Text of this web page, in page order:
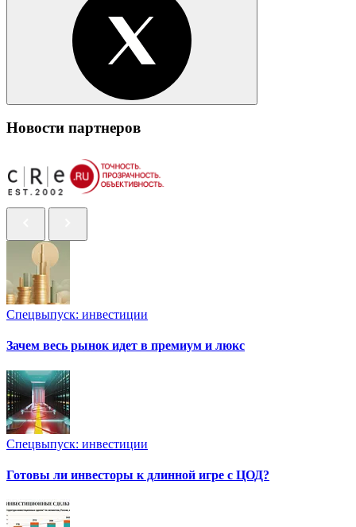
Новости партнеров
Спецвыпуск: инвестиции
Зачем весь рынок идет в премиум и люкс
Спецвыпуск: инвестиции
Готовы ли инвесторы к длинной игре с ЦОД?